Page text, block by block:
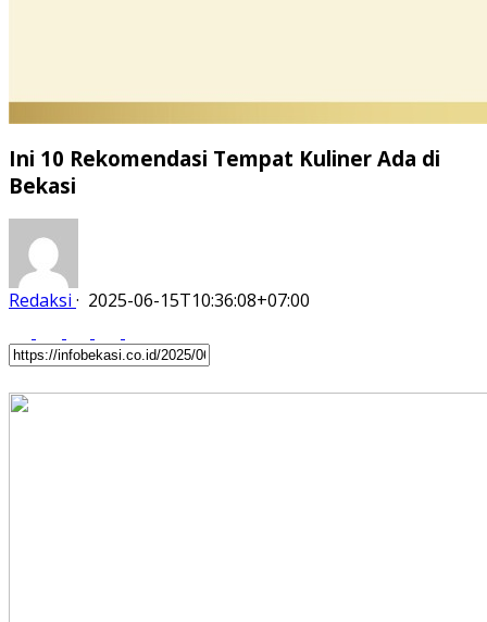
Ini 10 Rekomendasi Tempat Kuliner Ada di
Bekasi
Redaksi · 2025-06-15T10:36:08+07:00